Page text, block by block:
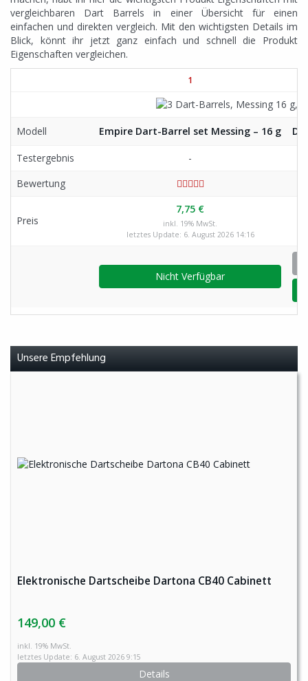
vergleichbaren Dart Barrels in einer Übersicht für einen
einfachen und direkten vergleich. Mit den wichtigsten Details im
Blick, könnt ihr jetzt ganz einfach und schnell die Produkt
Eigenschaften vergleichen.
1
Modell Empire Dart-Barrel set Messing – 16 g
Testergebnis
-
Bewertung
Preis
7,75 €
inkl. 19% MwSt.
letztes Update: 6. August 2026 14:16
Nicht Verfügbar
Unsere Empfehlung
Elektronische Dartscheibe Dartona CB40 Cabinett
149,00 €
inkl. 19% MwSt.
letztes Update: 6. August 2026 9:15
Details